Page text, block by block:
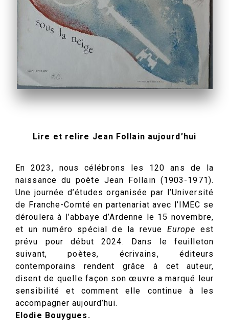
Lire et relire Jean Follain aujourd’hui
En 2023, nous célébrons les 120 ans de la
naissance du poète Jean Follain (1903-1971).
Une journée d’études organisée par l’Université
de Franche-Comté en partenariat avec l’IMEC se
déroulera à l’abbaye d’Ardenne le 15 novembre,
et un numéro spécial de la revue Europe est
prévu pour début 2024. Dans le feuilleton
suivant, poètes, écrivains, éditeurs
contemporains rendent grâce à cet auteur,
disent de quelle façon son œuvre a marqué leur
sensibilité et comment elle continue à les
accompagner aujourd’hui.
Elodie Bouygues.